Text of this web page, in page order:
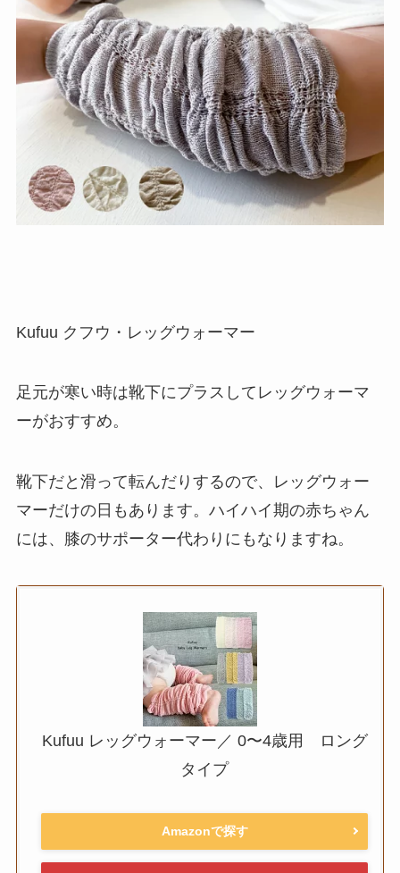
Kufuu クフウ・レッグウォーマー
足元が寒い時は靴下にプラスしてレッグウォーマ
ーがおすすめ。
靴下だと滑って転んだりするので、レッグウォー
マーだけの日もあります。ハイハイ期の赤ちゃん
には、膝のサポーター代わりにもなりますね。
Kufuu レッグウォーマー／ 0〜4歳用 ロング
タイプ
Amazonで探す